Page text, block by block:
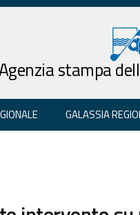
stampa
GALASSIA